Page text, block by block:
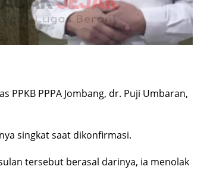
PPKB PPPA Jombang, dr. Puji Umbaran,
singkat saat dikonfirmasi.
tersebut berasal darinya, ia menolak